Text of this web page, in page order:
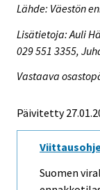
Lähde: Väestön
Lisätietoja: Auli
029 551 3355,
Vastaava
Päivitetty
Suomen